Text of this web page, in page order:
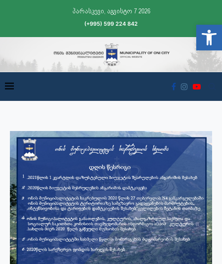
პარასკევი, აგვისტო 7 2026
(+995) 599 224 842